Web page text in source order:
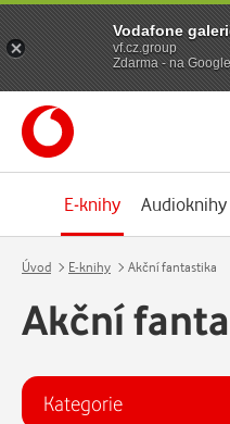
E-knihy Audioknihy
Úvod E-knihy Akční fantastika
Akční
Kategorie
Kategorie
Vodafone
vf.cz.group
Zdarma - na